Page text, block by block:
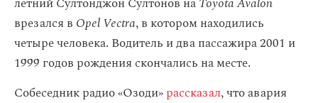
врезался в Opel Vectra, в котором находились
четыре человека. Водитель и два пассажира 2001 и
1999 годов рождения скончались на месте.
Собеседник радио «Озоди»рассказал, что авария